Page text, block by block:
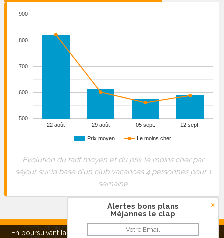
Alertes bons plans
Méjannes le clap
x
Prix moyen Le moins cher
22 août 29 août 05 sept. 12 sept.
500
600
700
800
900
Evolution du tarif moyen et du prix le moins cher par
séjour sur la base d'un club vacances 4 personnes pour 1
semaine
DESTINATION EXPRESS SAS - RCS Créteil 515 038 248 |
En poursuivant la navigation sur ce site, vous pouvez